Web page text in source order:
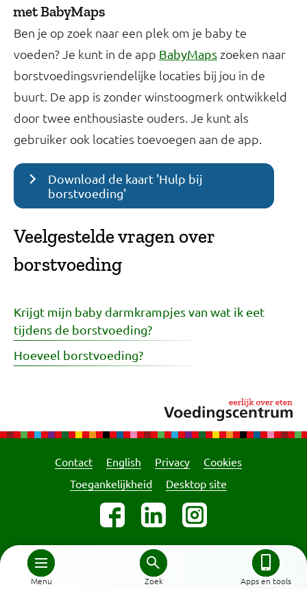
Menu Zoek Apps en tools
met BabyMaps
Ben je op zoek naar een plek om je baby te
voeden? Je kunt in de app BabyMaps zoeken naar
borstvoedingsvriendelijke locaties bij jou in de
buurt. De app is zonder winstoogmerk ontwikkeld
door twee enthousiaste ouders. Je kunt als
gebruiker ook locaties toevoegen aan de app.
Download de kaart 'Hulp bij
borstvoeding'
Veelgestelde vragen over
borstvoeding
Krijgt mijn baby darmkrampjes van wat ik eet
tijdens de borstvoeding?
Hoeveel borstvoeding?
Contact English Privacy
Cookies
Toegankelijkheid
Desktop site